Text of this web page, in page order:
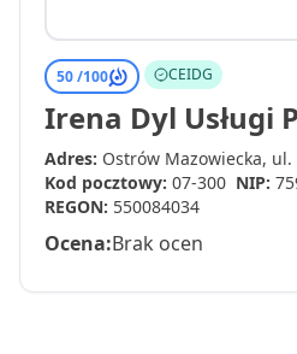
50 /100 CEIDG
Irena Dyl Usługi
Adres: Ostrów Mazowiecka, ul.
Kod pocztowy: 07-300 NIP:
REGON: 550084034
Ocena:Brak ocen